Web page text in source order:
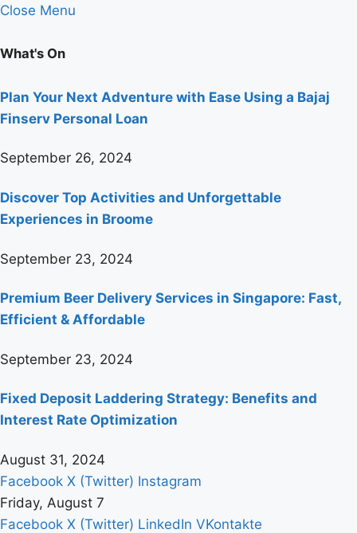
Close Menu
What's On
Plan Your Next Adventure with Ease Using a Bajaj
Finserv Personal Loan
September 26, 2024
Discover Top Activities and Unforgettable
Experiences in Broome
September 23, 2024
Premium Beer Delivery Services in Singapore: Fast,
Efficient & Affordable
September 23, 2024
Fixed Deposit Laddering Strategy: Benefits and
Interest Rate Optimization
August 31, 2024
Facebook X (Twitter) Instagram
Friday, August 7
Facebook X (Twitter) LinkedIn VKontakte